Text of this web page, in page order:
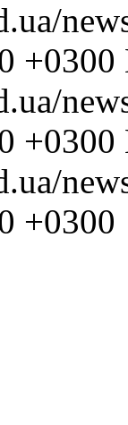
+0300
+0300
+0300